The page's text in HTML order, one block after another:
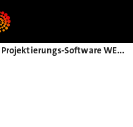
Projektierungs-Software WEBfactory 2006